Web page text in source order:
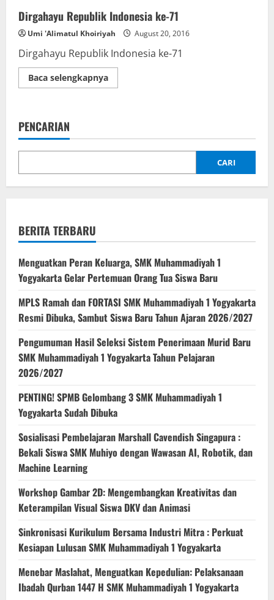
Dirgahayu Republik Indonesia ke-71
Umi 'Alimatul Khoiriyah August 20, 2016
Dirgahayu Republik Indonesia ke-71
Baca selengkapnyaRead
more
71
PENCARIAN
CARI
BERITA TERBARU
Menguatkan Peran Keluarga, SMK Muhammadiyah 1
Yogyakarta Gelar Pertemuan Orang Tua Siswa Baru
MPLS Ramah dan FORTASI SMK Muhammadiyah 1 Yogyakarta
Resmi Dibuka, Sambut Siswa Baru Tahun Ajaran 2026/2027
Pengumuman Hasil Seleksi Sistem Penerimaan Murid Baru
SMK Muhammadiyah 1 Yogyakarta Tahun Pelajaran
2026/2027
PENTING! SPMB Gelombang 3 SMK Muhammadiyah 1
Yogyakarta Sudah Dibuka
Sosialisasi Pembelajaran Marshall Cavendish Singapura :
Bekali Siswa SMK Muhiyo dengan Wawasan AI, Robotik, dan
Machine Learning
Workshop Gambar 2D: Mengembangkan Kreativitas dan
Keterampilan Visual Siswa DKV dan Animasi
Sinkronisasi Kurikulum Bersama Industri Mitra : Perkuat
Kesiapan Lulusan SMK Muhammadiyah 1 Yogyakarta
Menebar Maslahat, Menguatkan Kepedulian: Pelaksanaan
Ibadah Qurban 1447 H SMK Muhammadiyah 1 Yogyakarta